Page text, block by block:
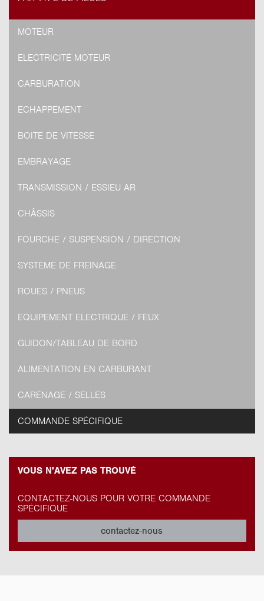
MOTEUR
ELECTRICITÉ MOTEUR
CARBURATION
ECHAPPEMENT
BOITE DE VITESSE
EMBRAYAGE
TRANSMISSION / ESSIEU AR
CHÂSSIS
FOURCHE / SUSPENSION / DIRECTION
SYSTÈME DE FREINAGE
ROUES / PNEUS
EQUIPEMENT ELECTRIQUE / FEUX
GUIDON/TABLEAU DE BORD
ALIMENTATION EN CARBURANT
CARÉNAGE / SELLES
COMMANDE SPÉCIFIQUE
VOUS N'AVEZ PAS TROUVÉ
CONTACTEZ-NOUS POUR VOTRE COMMANDE
SPÉCIFIQUE
contactez-nous